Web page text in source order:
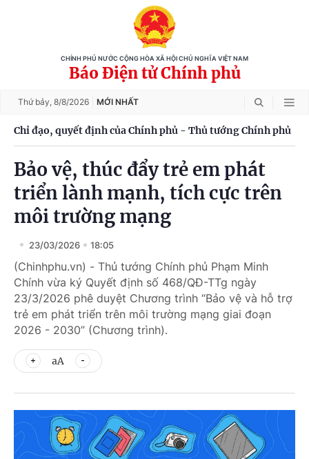
CHÍNH PHỦ NƯỚC CỘNG HÒA XÃ HỘI CHỦ NGHĨA VIỆT NAM
Báo Điện tử Chính phủ
Thứ bảy, 8/8/2026 MỚI NHẤT
Chỉ đạo, quyết định của Chính phủ - Thủ tướng Chính phủ
Bảo vệ, thúc đẩy trẻ em phát
triển lành mạnh, tích cực trên
môi trường mạng
23/03/2026 18:05
(Chinhphu.vn) - Thủ tướng Chính phủ Phạm Minh
Chính vừa ký Quyết định số 468/QĐ-TTg ngày
23/3/2026 phê duyệt Chương trình “Bảo vệ và hỗ trợ
trẻ em phát triển trên môi trường mạng giai đoạn
2026 - 2030” (Chương trình).
aA